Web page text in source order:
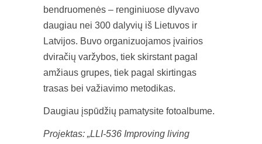
bendruomenės – renginiuose dlyvavo
daugiau nei 300 dalyvių iš Lietuvos ir
Latvijos. Buvo organizuojamos įvairios
dviračių varžybos, tiek skirstant pagal
amžiaus grupes, tiek pagal skirtingas
trasas bei važiavimo metodikas.
Daugiau įspūdžių pamatysite fotoalbume.
Projektas: „LLI-536 Improving living